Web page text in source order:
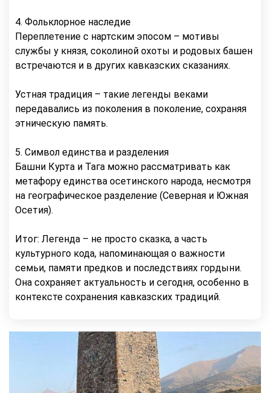
4. Фольклорное наследие
Переплетение с нартским эпосом – мотивы
службы у князя, соколиной охоты и родовых башен
встречаются и в других кавказских сказаниях.
Устная традиция – такие легенды веками
передавались из поколения в поколение, сохраняя
этническую память.
5. Символ единства и разделения
Башни Курта и Тага можно рассматривать как
метафору единства осетинского народа, несмотря
на географическое разделение (Северная и Южная
Осетия).
Итог: Легенда – не просто сказка, а часть
культурного кода, напоминающая о важности
семьи, памяти предков и последствиях гордыни.
Она сохраняет актуальность и сегодня, особенно в
контексте сохранения кавказских традиций.